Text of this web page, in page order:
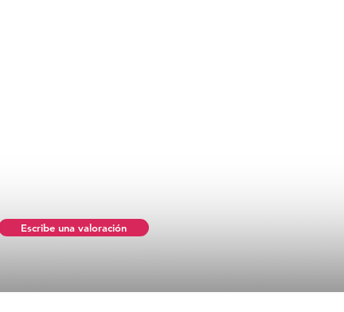
Escribe una valoración